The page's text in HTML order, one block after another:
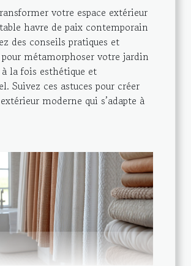
votre espace extérieur
havre de paix contemporain
des conseils pratiques et
métamorphoser votre jardin
la fois esthétique et
Suivez ces astuces pour créer
moderne qui s’adapte à